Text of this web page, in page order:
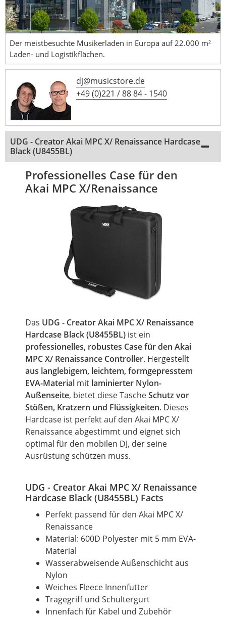
Der meistbesuchte Musikerladen in Europa auf 22.000 m²
Laden- und Logistikflächen.
dj@musicstore.de
+49 (0)221 / 88 84 - 1540
UDG - Creator Akai MPC X/ Renaissance Hardcase
Black (U8455BL)
Professionelles Case für den
Akai MPC X/Renaissance
Das UDG - Creator Akai MPC X/ Renaissance
Hardcase Black (U8455BL) ist ein
professionelles, robustes Case für den Akai
MPC X/ Renaissance Controller. Hergestellt
aus langlebigem, leichtem, formgepresstem
EVA-Material mit laminierter Nylon-
Außenseite, bietet diese TascheSchutz vor
Stößen, Kratzern und Flüssigkeiten. Dieses
Hardcase ist perfekt auf den Akai MPC X/
Renaissance abgestimmt und eignet sich
optimal für den mobilen DJ, der seine
Ausrüstung schützen muss.
UDG - Creator Akai MPC X/ Renaissance
Hardcase Black (U8455BL) Facts
Perfekt passend für den Akai MPC X/
Renaissance
Material: 600D Polyester mit 5 mm EVA-
Material
Wasserabweisende Außenschicht aus
Nylon
Weiches Fleece Innenfutter
Tragegriff und Schultergurt
Innenfach für Kabel und Zubehör